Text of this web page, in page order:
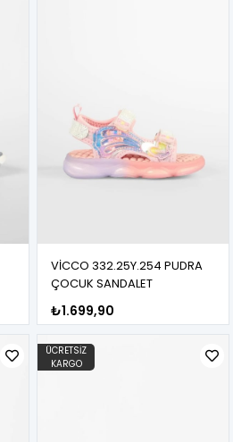
VİCCO 332.25Y.254 PUDRA
ÇOCUK SANDALET
₺1.699,90
ÜCRETSIZ
KARGO